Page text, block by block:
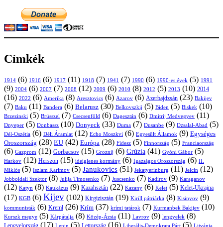
Címkék
1914 (6) 1916 (6) 1917 (11) 1918 (7) 1941 (7) 1990 (6) 1990-es évek (5) 1991
(9) 2004 (6) 2007 (7) 2008 (12) 2009 (6) 2010 (8) 2012 (5) 2013 (10) 2014
(16) 2022 (6) Amerika (8) Aresztovics (6) Azarov (6) Azerbajdzsán (23) Bakijev
(7) Baku (11) Bandera (6) Belarusz (30) Belkovszkij (5) Biden (5) Biskek (10)
Brzezinski (5) Brüsszel (7) Csecsenföld (6) Dagesztán (6) Dmitrij Medvegyev (11)
Dnyeper (5) Donbassz (10) Donyeck (33) Duma (7) Dusanbe (9) Dzsalal-Abad (5)
Dél-Oszétia (6) Déli Áramlat (12) Echo Moszkvi (6) Egyesült Államok (9) Egységes
Oroszország (28) EU (42) Európa (28) Fidesz (5) Finnország (5) Franciaország
(6) Gazprom (12) Gorbacsov (15) Groznij (6) Grúzia (41) Gyóni Gábor (5)
Harkov (12) Herszon (15) ideiglenes kormány (6) Igazságos Oroszország (6) II.
Miklós (5) Iszlam Karimov (5) Janukovics (51) Jekatyerinburg (11) Jelcin (12)
Jobboldali Szektor (8) Julija Timosenko (7) Juscsenko (7) Kadirov (9) Karaganov
(12) Katyn (8) Kaukázus (9) Kazahsztán (22) Kazany (6) Kelet (5) Kelet-Ukrajna
(17) KGB (6) Kijev (102) Kirgizisztán (19) Kirill pátriárka (8) Kisinyov (9)
kommunisták (6) Kreml (26) Krím (37) krími tatárok (7) Kurmanbek Bakijev (10)
Kurszk megye (5) Kárpátalja (8) Közép-Ázsia (11) Lavrov (9) lengyelek (8)
(17) (5) (16) (5) Litvánia